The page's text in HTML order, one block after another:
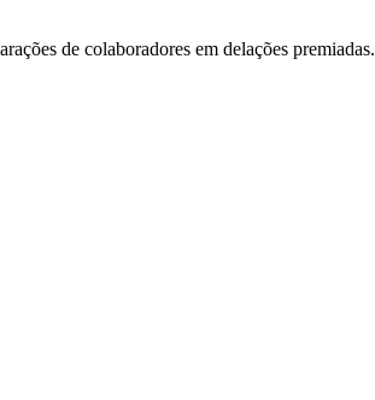
de colaboradores em delações premiadas.